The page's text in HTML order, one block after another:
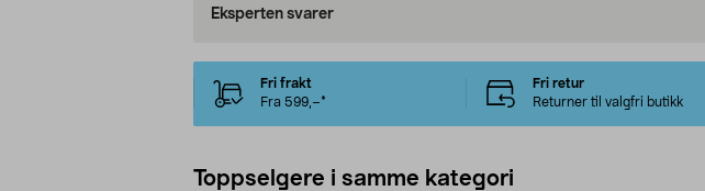
Eksperten svarer
Fri frakt
Fra 599,–*
Fri retur
Returner til valgfri butikk
Toppselgere i samme kategori